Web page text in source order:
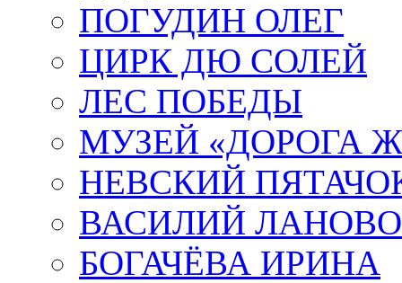
ПОГУДИН ОЛЕГ
ЦИРК ДЮ СОЛЕЙ
ЛЕС ПОБЕДЫ
МУЗЕЙ «ДОРОГА
НЕВСКИЙ
ВАСИЛИЙ
БОГАЧЁВА ИРИНА